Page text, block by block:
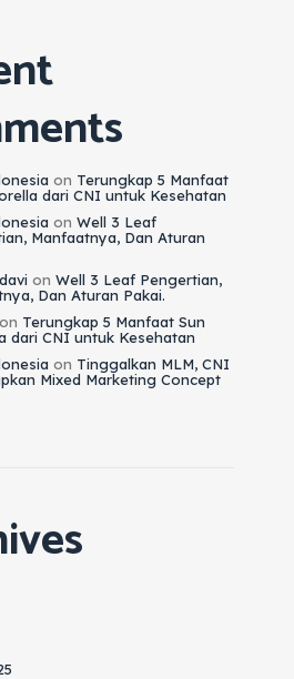
on Terungkap 5 Manfaat
dari CNI untuk Kesehatan
on Well 3 Leaf
Manfaatnya, Dan Aturan
on Well 3 Leaf Pengertian,
Dan Aturan Pakai.
Terungkap 5 Manfaat Sun
dari CNI untuk Kesehatan
on Tinggalkan MLM, CNI
Mixed Marketing Concept